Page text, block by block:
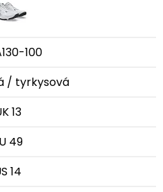
100
/ tyrkysová
13
49
14